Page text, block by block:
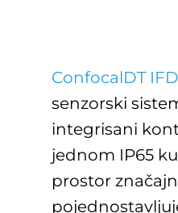
ConfocalDT
senzorski
integrisani
jednom IP65
prostor